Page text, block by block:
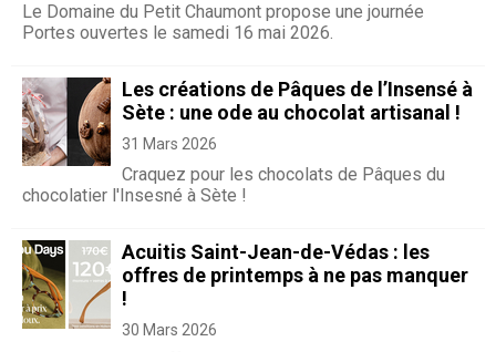
Le Domaine du Petit Chaumont propose une journée
Portes ouvertes le samedi 16 mai 2026.
Les créations de Pâques de l’Insensé à
Sète : une ode au chocolat artisanal !
31 Mars 2026
Craquez pour les chocolats de Pâques du
chocolatier l'Insesné à Sète !
Acuitis Saint-Jean-de-Védas : les
offres de printemps à ne pas manquer
!
30 Mars 2026